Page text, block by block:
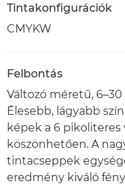
Tintakonfigurációk
CMYKW
Felbontás
Változó méretű,
Élesebb, lágyabb
képek a 6
köszönhetően. A
tintacseppek
eredmény kiváló